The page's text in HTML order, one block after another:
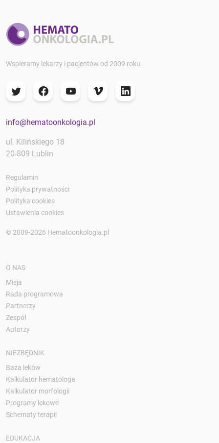
Wspieramy lekarzy i pacjentów od 2009 roku.
info@hematoonkologia.pl
ul. Kilińskiego 18
20-809 Lublin
Regulamin
Polityka prywatności
Polityka cookies
Ustawienia cookies
© 2009-2026 Hematoonkologia.pl
O NAS
Misja
Rada programowa
Partnerzy
Zespół
Autorzy
NIEZBĘDNIK
Baza leków
Kalkulator hematologa
Kalkulator morfologii
Programy lekowe
Schematy terapii
EDUKACJA